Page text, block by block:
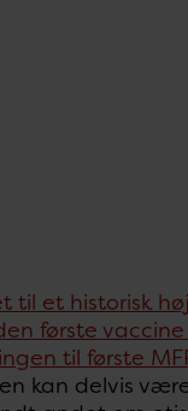
til et historisk
første vaccine
til første
kan delvis